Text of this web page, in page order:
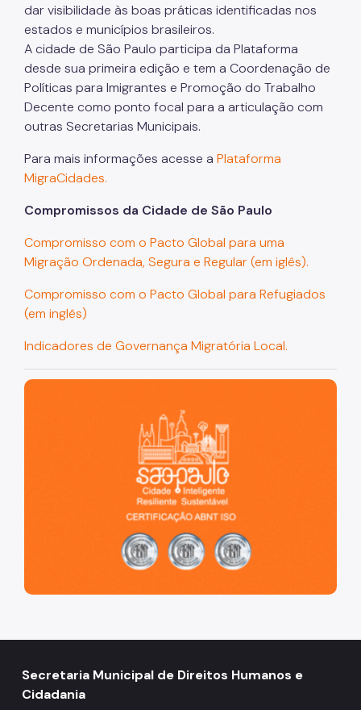
dar visibilidade às boas práticas identificadas nos
estados e municípios brasileiros.
A cidade de São Paulo participa da Plataforma
desde sua primeira edição e tem a Coordenação de
Políticas para Imigrantes e Promoção do Trabalho
Decente como ponto focal para a articulação com
outras Secretarias Municipais.
Para mais informações acesse a Plataforma
MigraCidades.
Compromissos da Cidade de São Paulo
Compromisso com o Pacto Global para uma
Migração Ordenada, Segura e Regular (em iglês).
Compromisso com o Pacto Global para Refugiados
(em inglês)
Indicadores de Governança Migratória Local.
São Paulo, cidade inteligente, resiliente e sustentável
Secretaria Municipal de Direitos Humanos e
Cidadania